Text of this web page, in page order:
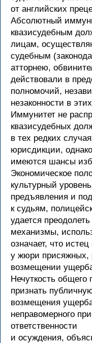
от английских
Абсолютный
квазисудебным
лицам,
судебным
атторнею,
действовали в
полномочий,
незаконности в
Иммунитет не
квазисудебных
в тех редких
юрисдикции,
имеются шансы
Экономическое
культурный
предъявления и
к судьям,
удается
механизмы,
означает, что
у жюри присяжных,
возмещении
Нечуткость общего
признать
возмещения
неправомерного
ответственности
и осуждения,